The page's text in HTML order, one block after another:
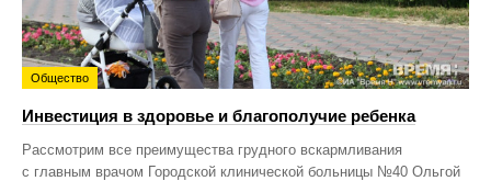
Общество
Инвестиция в здоровье и благополучие ребенка
Рассмотрим все преимущества грудного вскармливания
с главным врачом Городской клинической больницы №40 Ольгой